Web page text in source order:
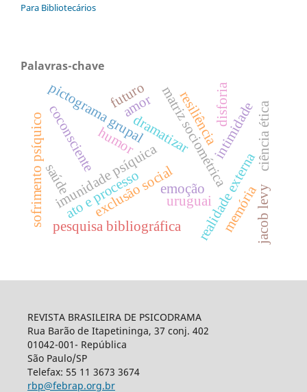
Para Bibliotecários
Palavras-chave
exclusão social
imunidade psíquica
pictograma grupaldramatizar
matriz sociométrica
realidade externa
pesquisa bibliográfica
amor intimidade
resiliência
saúde
coconsciente
ato e processo
ciência ética
uruguai memória
sofrimento psíquico emoção jacob levy
disforia
humor
futuro
REVISTA BRASILEIRA DE PSICODRAMA
Rua Barão de Itapetininga, 37 conj. 402
01042-001- República
São Paulo/SP
Telefax: 55 11 3673 3674
rbp@febrap.org.br